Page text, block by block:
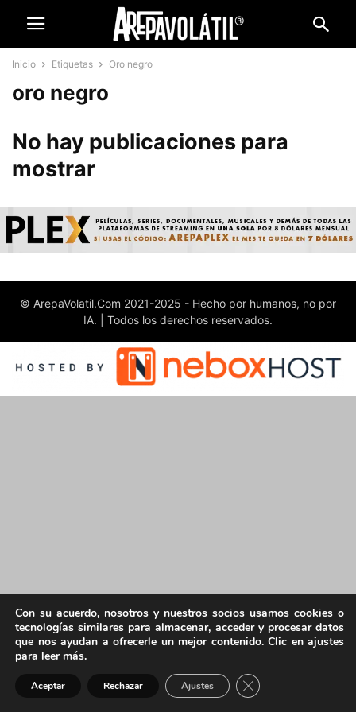
Inicio Etiquetas Oro negro
oro negro
No hay publicaciones para
mostrar
© ArepaVolatil.Com 2021-2025 - Hecho por humanos, no por
IA. | Todos los derechos reservados.
Con su acuerdo, nosotros y nuestros socios usamos cookies o
tecnologías similares para almacenar, acceder y procesar datos
que nos ayudan a ofrecerle un mejor contenido. Clic en ajustes
para leer más.
Aceptar Rechazar Ajustes Cerrar el banner de